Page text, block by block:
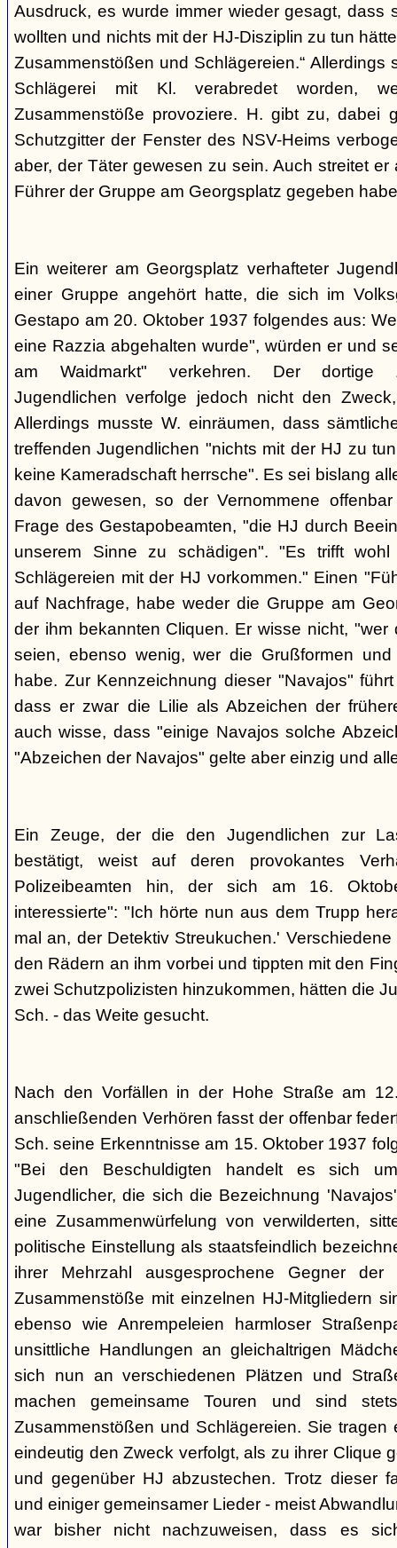
Ausdruck, es wurde immer wieder gesagt, dass
wollten und nichts mit der HJ-Disziplin zu tun
Zusammenstößen und Schlägereien.“ Allerdings
Schlägerei mit Kl. verabredet worden,
Zusammenstöße provoziere. H. gibt zu, dabei
Schutzgitter der Fenster des NSV-Heims
aber, der Täter gewesen zu sein. Auch streitet
Führer der Gruppe am Georgsplatz gegeben
Ein weiterer am Georgsplatz verhafteter
einer Gruppe angehört hatte, die sich im
Gestapo am 20. Oktober 1937 folgendes aus:
eine Razzia abgehalten wurde", würden er und
am Waidmarkt" verkehren. Der dortige
Jugendlichen verfolge jedoch nicht den
Allerdings musste W. einräumen, dass
treffenden Jugendlichen "nichts mit der HJ zu
keine Kameradschaft herrsche". Es sei bislang
davon gewesen, so der Vernommene
Frage des Gestapobeamten, "die HJ durch
unserem Sinne zu schädigen". "Es trifft
Schlägereien mit der HJ vorkommen." Einen
auf Nachfrage, habe weder die Gruppe am
der ihm bekannten Cliquen. Er wisse nicht, "wer
seien, ebenso wenig, wer die Grußformen
habe. Zur Kennzeichnung dieser "Navajos"
dass er zwar die Lilie als Abzeichen der
auch wisse, dass "einige Navajos solche
"Abzeichen der Navajos" gelte aber einzig und
Ein Zeuge, der die den Jugendlichen zur
bestätigt, weist auf deren provokantes
Polizeibeamten hin, der sich am 16.
interessierte": "Ich hörte nun aus dem Trupp
mal an, der Detektiv Streukuchen.'
den Rädern an ihm vorbei und tippten mit den
zwei Schutzpolizisten hinzukommen, hätten die
Sch. - das Weite gesucht.
Nach den Vorfällen in der Hohe Straße am
anschließenden Verhören fasst der offenbar
Sch. seine Erkenntnisse am 15. Oktober 1937
"Bei den Beschuldigten handelt es sich
Jugendlicher, die sich die Bezeichnung
eine Zusammenwürfelung von verwilderten,
politische Einstellung als staatsfeindlich
ihrer Mehrzahl ausgesprochene Gegner
Zusammenstöße mit einzelnen HJ-Mitgliedern
ebenso wie Anrempeleien harmloser
unsittliche Handlungen an gleichaltrigen
sich nun an verschiedenen Plätzen und
machen gemeinsame Touren und sind
Zusammenstößen und Schlägereien. Sie tragen
eindeutig den Zweck verfolgt, als zu ihrer Clique
und gegenüber HJ abzustechen. Trotz dieser
und einiger gemeinsamer Lieder - meist
war bisher nicht nachzuweisen, dass es